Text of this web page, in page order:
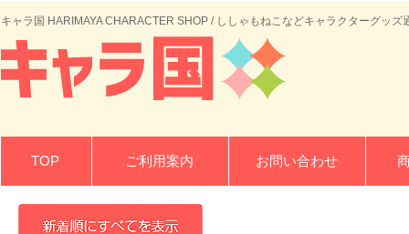
キャラ国 HARIMAYA CHARACTER SHOP / ししゃもねこなどキャラクターグッズ
TOP ご利用案内 お問い合わせ